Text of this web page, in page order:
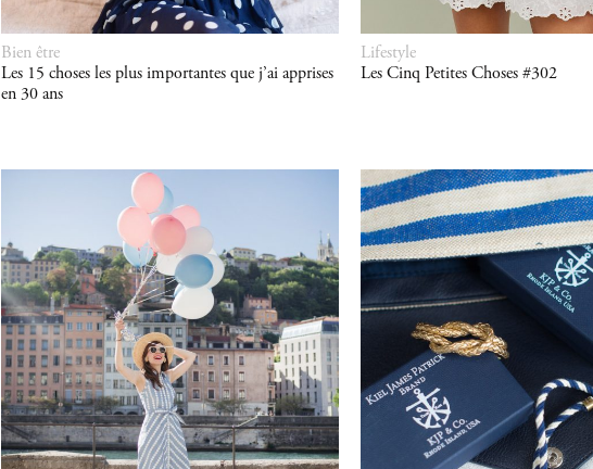
Bien être
Les 15 choses les plus importantes que j’ai apprises
en 30 ans
Lifestyle
Les Cinq Petites Choses #302